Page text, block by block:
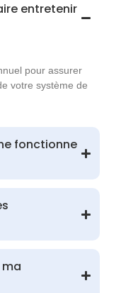
entretenir
pour assurer
votre système de
fonctionne